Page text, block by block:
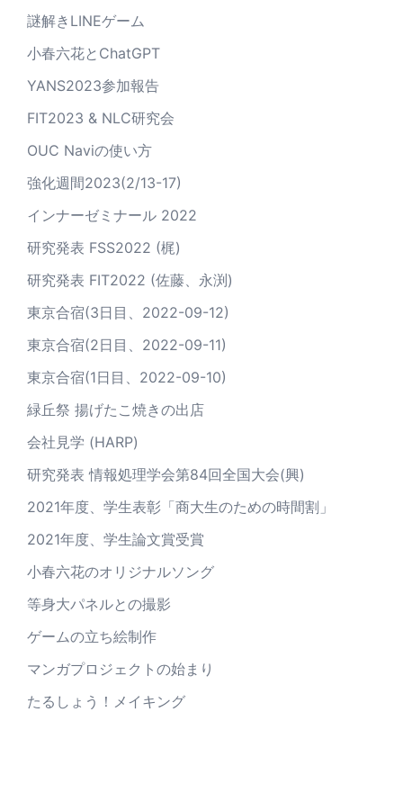
謎解きLINEゲーム
小春六花とChatGPT
YANS2023参加報告
FIT2023 & NLC研究会
OUC Naviの使い方
強化週間2023(2/13-17)
インナーゼミナール 2022
研究発表 FSS2022 (梶)
研究発表 FIT2022 (佐藤、永渕)
東京合宿(3日目、2022-09-12)
東京合宿(2日目、2022-09-11)
東京合宿(1日目、2022-09-10)
緑丘祭 揚げたこ焼きの出店
会社見学 (HARP)
研究発表 情報処理学会第84回全国大会(興)
2021年度、学生表彰「商大生のための時間割」
2021年度、学生論文賞受賞
小春六花のオリジナルソング
等身大パネルとの撮影
ゲームの立ち絵制作
マンガプロジェクトの始まり
たるしょう！メイキング